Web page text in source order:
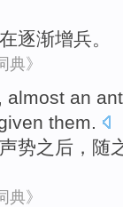
逐渐增兵。
典》
almost an
them.
势之后 ， 随
典》